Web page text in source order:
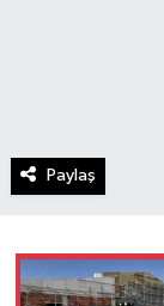
Paylaş